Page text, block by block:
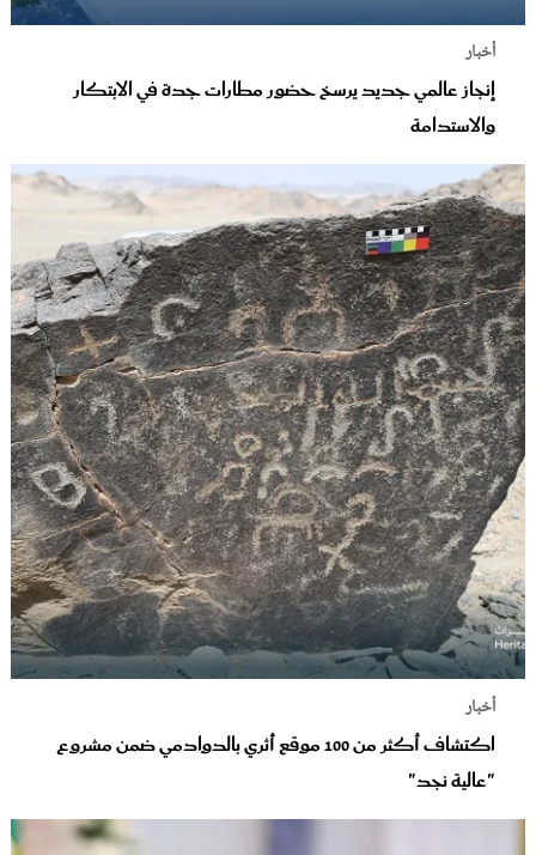
أخبار
إنجاز عالمي جديد يرسخ حضور مطارات جدة في الابتكار
والاستدامة
أخبار
اكتشاف أكثر من 100 موقع أثري بالدوادمي ضمن مشروع
"عالية نجد"